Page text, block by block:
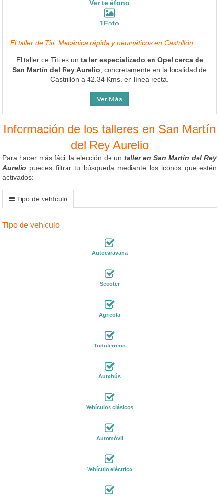
Ver teléfono
1Foto
El taller de Titi, Mecánica rápida y neumáticos en Castrillón
El taller de Titi es un taller especializado en Opel cerca de
San Martín del Rey Aurelio , concretamente en la localidad de
Castrillón a 42.34 Kms. en línea recta.
Ver Más
Información de los talleres en San Martín
del Rey Aurelio
Para hacer más fácil la elección de un taller en San Martín del Rey
Aurelio puedes filtrar tu búsqueda mediante los iconos que estén
activados:
Tipo de vehículo
Tipo de vehículo
Autocaravana
Scooter
Agrícola
Todoterreno
Autobús
Vehículos clásicos
Automóvil
Vehículo eléctrico